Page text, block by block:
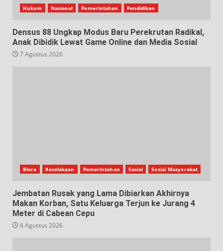
Hukum Nasional Pemerintahan Pendidikan
Densus 88 Ungkap Modus Baru Perekrutan Radikal,
Anak Dibidik Lewat Game Online dan Media Sosial
7 Agustus 2026
Blora Kecelakaan Pemerintahan Sosial Sosial Masyarakat
Jembatan Rusak yang Lama Dibiarkan Akhirnya
Makan Korban, Satu Keluarga Terjun ke Jurang 4
Meter di Cabean Cepu
6 Agustus 2026